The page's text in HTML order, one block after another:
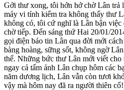
Gởi thư xong, tôi hớn hở chờ Lân trả
máy vi tính kiểm tra không thấy thư
không có, tôi cứ nghĩ là Lân bận
chờ tiếp. Đến sáng thứ Hai 20/01/
gọi điện báo tin Lân qua đời mới
bàng hoàng, sững sốt, không ngờ
thế. Những bức thư Lân mới viết cho
ngay cả tấm ảnh Lân chụp hôm các
năm dương lịch, Lân vẫn còn tươi
vậy mà hôm nay đã ra người thiên cổ!